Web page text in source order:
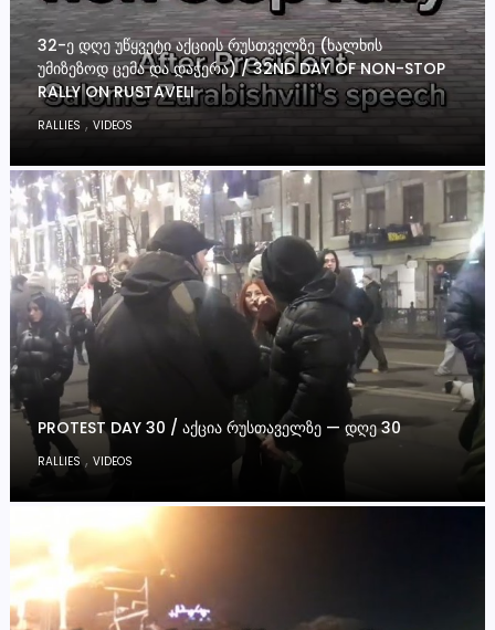
32-Ე ᲓᲦᲔ ᲣᲬᲧᲕᲔᲢᲘ ᲐᲥᲪᲘᲘᲡ ᲠᲣᲡᲗᲕᲔᲚᲖᲔ (ᲮᲐᲚᲮᲘᲡ
ᲣᲛᲘᲖᲔᲖᲝᲓ ᲪᲔᲛᲐ ᲓᲐ ᲓᲐᲭᲔᲠᲐ) / 32ND DAY OF NON-STOP
RALLY ON RUSTAVELI
RALLIES,VIDEOS
PROTEST DAY 30 / ᲐᲥᲪᲘᲐ ᲠᲣᲡᲗᲐᲕᲔᲚᲖᲔ — ᲓᲦᲔ 30
RALLIES,VIDEOS